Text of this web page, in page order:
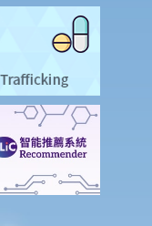
长子为受权人。不过，
现在想要任命我的小女